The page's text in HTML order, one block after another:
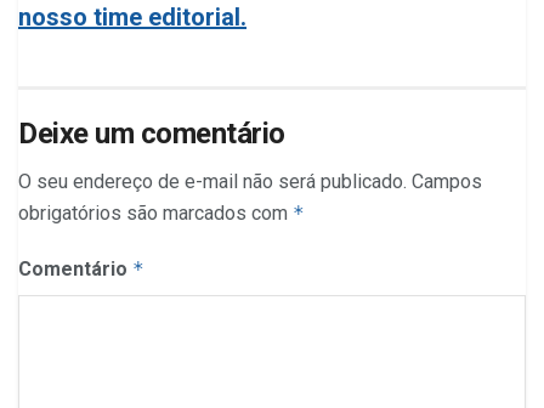
nosso time editorial.
Deixe um comentário
O seu endereço de e-mail não será publicado. Campos
obrigatórios são marcados com *
Comentário *